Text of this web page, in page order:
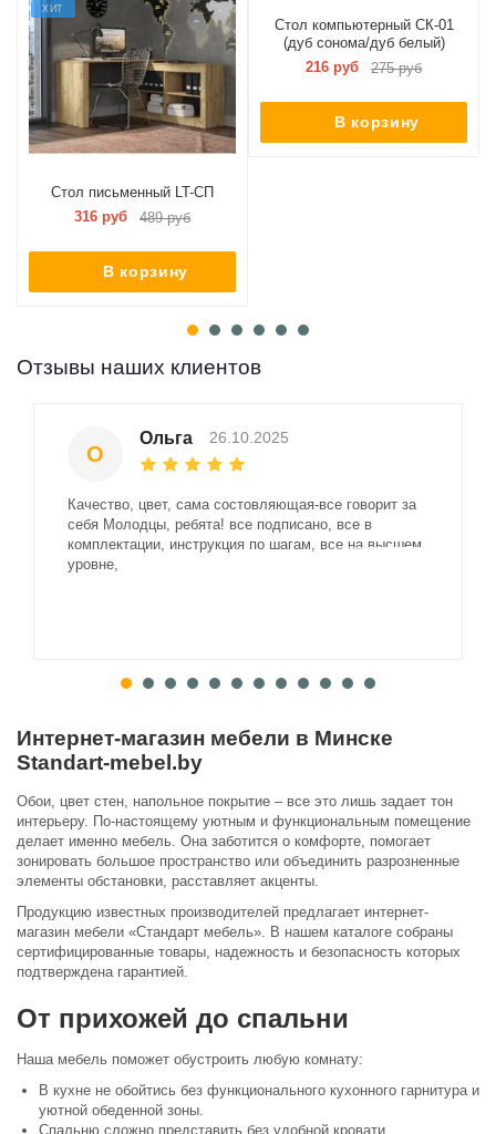
ХИТ
Стол письменный LT-СП
316 руб
489 руб
В корзину
Стол компьютерный СК-01
(дуб сонома/дуб белый)
216 руб
275 руб
В корзину
Отзывы наших клиентов
О
Ольга 26.10.2025
Качество, цвет, сама состовляющая-все говорит за
себя Молодцы, ребята! все подписано, все в
комплектации, инструкция по шагам, все на высшем
уровне,
Интернет-магазин мебели в Минске
Standart-mebel.by
Обои, цвет стен, напольное покрытие – все это лишь задает тон
интерьеру. По-настоящему уютным и функциональным помещение
делает именно мебель. Она заботится о комфорте, помогает
зонировать большое пространство или объединить разрозненные
элементы обстановки, расставляет акценты.
Продукцию известных производителей предлагает интернет-
магазин мебели «Стандарт мебель». В нашем каталоге собраны
сертифицированные товары, надежность и безопасность которых
подтверждена гарантией.
От прихожей до спальни
Наша мебель поможет обустроить любую комнату:
В кухне не обойтись без функционального кухонного гарнитура и
уютной обеденной зоны.
Спальню сложно представить без удобной кровати,